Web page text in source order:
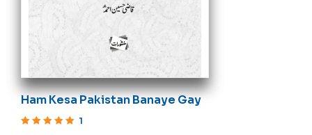
Ham Kesa Pakistan Banaye Gay
1